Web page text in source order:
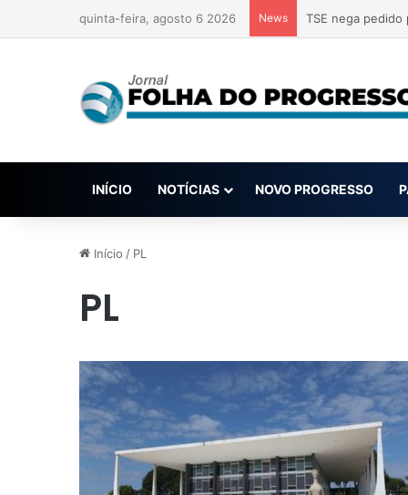
quinta-feira, agosto 6 2026 News Anvisa pode
INÍCIO NOTÍCIAS NOVO PROGRESSO
Início / PL
PL